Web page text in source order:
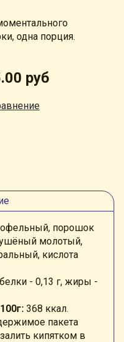
одна порция.
руб
порошок
молотый,
кислота
белки - 0,13 г, жиры -
368 ккал.
пакета
кипятком в